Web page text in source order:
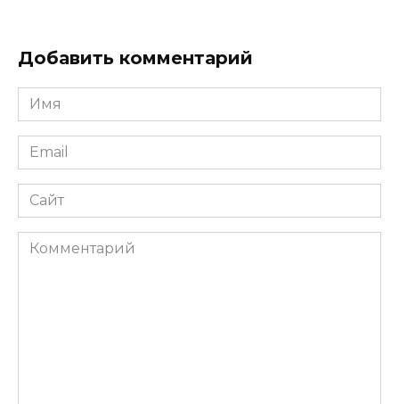
Добавить комментарий
Имя
*
Email
*
Сайт
Комментарий